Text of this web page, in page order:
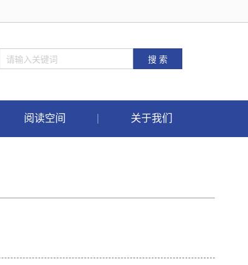
阅读空间 关于我们